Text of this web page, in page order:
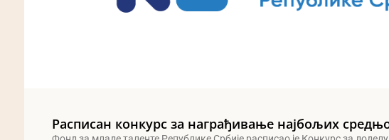
Расписан конкурс за награђивање најбољих